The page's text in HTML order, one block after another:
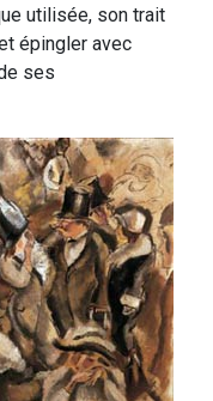
utilisée, son trait
épingler avec
ses